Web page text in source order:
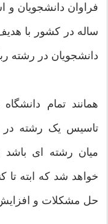
فراوان دانشجویان و
ساله در کشور با
دانشجویان در رشته
همانند تمام
تاسیس یک رشته
میان رشته ای باشد
خواهد شد که ابته
حل مشکلات و